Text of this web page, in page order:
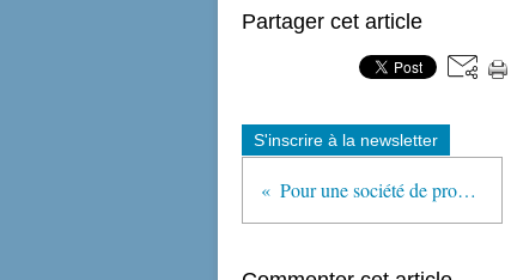
Partager cet article
S'inscrire à la newsletter
Pour une société de progrès